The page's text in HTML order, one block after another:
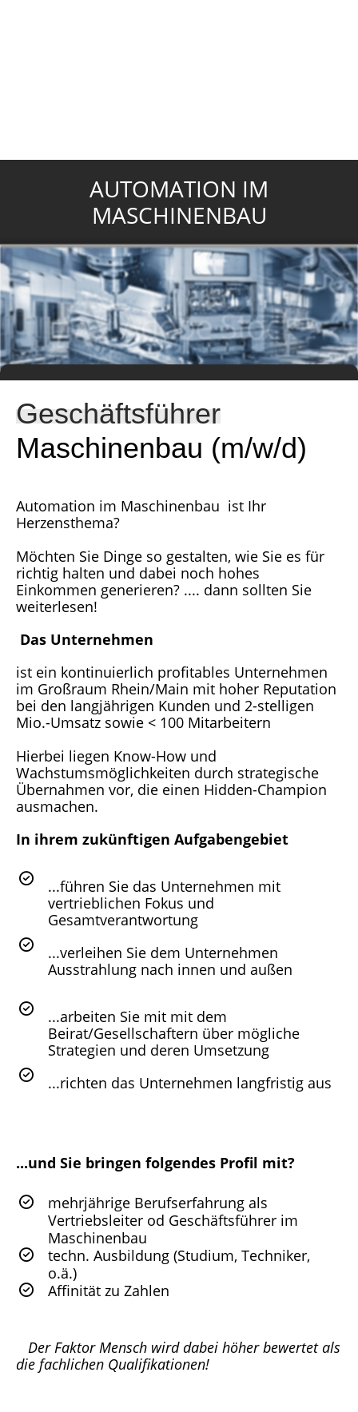
AUTOMATION IM
MASCHINENBAU
Geschäftsführer
Maschinenbau (m/w/d)
Automation im Maschinenbau ist Ihr
Herzensthema?
Möchten Sie Dinge so gestalten, wie Sie es für
richtig halten und dabei noch hohes
Einkommen generieren? .... dann sollten Sie
weiterlesen!
Das Unternehmen
ist ein kontinuierlich profitables Unternehmen
im Großraum Rhein/Main mit hoher Reputation
bei den langjährigen Kunden und 2-stelligen
Mio.-Umsatz sowie < 100 Mitarbeitern
Hierbei liegen Know-How und
Wachstumsmöglichkeiten durch strategische
Übernahmen vor, die einen Hidden-Champion
ausmachen.
In ihrem zukünftigen Aufgabengebiet
...führen Sie das Unternehmen mit
vertrieblichen Fokus und
Gesamtverantwortung
...verleihen Sie dem Unternehmen
Ausstrahlung nach innen und außen
...arbeiten Sie mit mit dem
Beirat/Gesellschaftern über mögliche
Strategien und deren Umsetzung
...richten das Unternehmen langfristig aus
...und Sie bringen folgendes Profil mit?
mehrjährige Berufserfahrung als
Vertriebsleiter od Geschäftsführer im
Maschinenbau
techn. Ausbildung (Studium, Techniker,
o.ä.)
Affinität zu Zahlen
Der Faktor Mensch wird dabei höher bewertet als
die fachlichen Qualifikationen!